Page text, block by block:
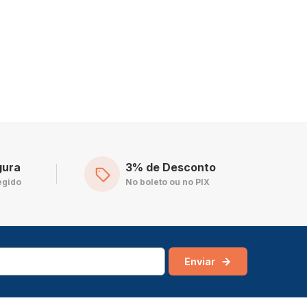
3% de Desconto
No boleto ou no PIX
Enviar